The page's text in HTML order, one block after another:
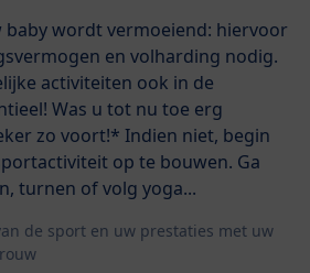
baby wordt vermoeiend: hiervoor
en volharding nodig.
activiteiten ook in de
Was u tot nu toe erg
zo voort!* Indien niet, begin
op te bouwen. Ga
turnen of volg yoga...
de sport en uw prestaties met uw